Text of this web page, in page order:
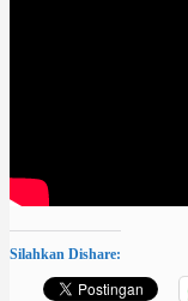
Silahkan Dishare: